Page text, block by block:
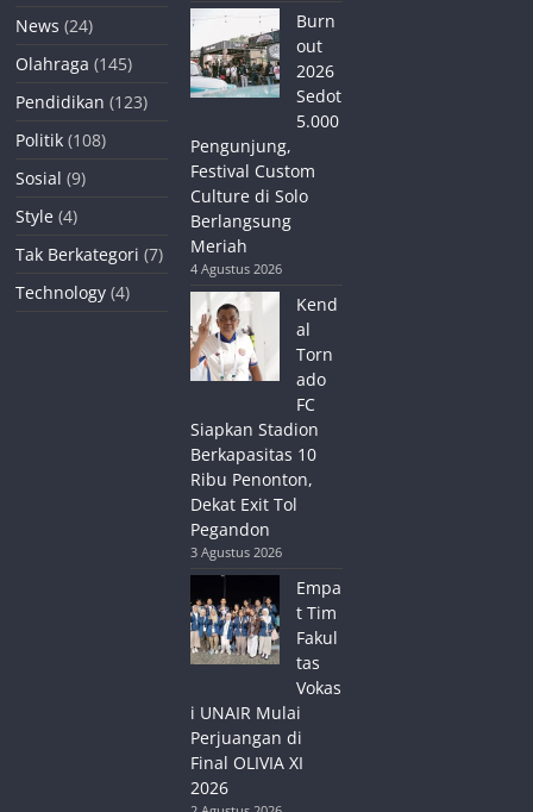
News (24)
Olahraga (145)
Pendidikan (123)
Politik (108)
Sosial (9)
Style (4)
Tak Berkategori (7)
Technology (4)
Burn
out
2026
Sedot
5.000
Pengunjung,
Festival Custom
Culture di Solo
Berlangsung
Meriah
4 Agustus 2026
Kend
al
Torn
ado
FC
Siapkan Stadion
Berkapasitas 10
Ribu Penonton,
Dekat Exit Tol
Pegandon
3 Agustus 2026
Empa
t Tim
Fakul
tas
Vokas
i UNAIR Mulai
Perjuangan di
Final OLIVIA XI
2026